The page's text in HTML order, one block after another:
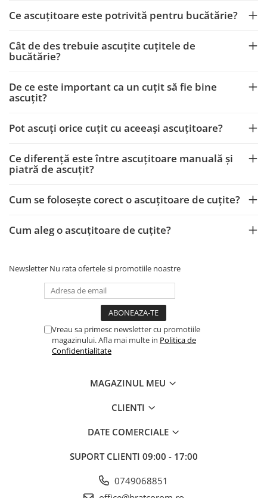
Caciuli
Globuri
Lumanari si candele
Suporturi lumanari
Curatenie
Maturi, Mopuri si galeti
Prosoape de hartie si servetele
Saci gunoi
Solutii geamuri
Gradina
Accesorii pentru gradina
Aparate pentru stropit gradina
Articole antidaunatori gradina
Aspersoare
Furtunuri gradinarit
Ce ascuțitoare este potrivită pentru bucătărie?
Cât de des trebuie ascuțite cuțitele de
bucătărie?
De ce este important ca un cuțit să fie bine
ascuțit?
Pot ascuți orice cuțit cu aceeași ascuțitoare?
Ce diferență este între ascuțitoare manuală și
piatră de ascuțit?
Cum se folosește corect o ascuțitoare de cuțite?
Cum aleg o ascuțitoare de cuțite?
Newsletter Nu rata ofertele si promotiile noastre
Vreau sa primesc newsletter cu promotiile
magazinului. Afla mai multe in Politica de
Confidentialitate
MAGAZINUL MEU
CLIENTI
DATE COMERCIALE
SUPORT CLIENTI 09:00 - 17:00
0749068851